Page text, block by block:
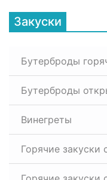
Закуски
Бутерброды
Бутерброды
Винегреты
Горячие